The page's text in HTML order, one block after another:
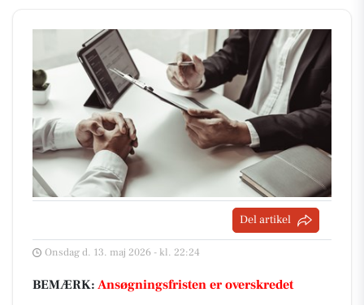
Del artikel
Onsdag d. 13. maj 2026 - kl. 22:24
BEMÆRK: Ansøgningsfristen er overskredet